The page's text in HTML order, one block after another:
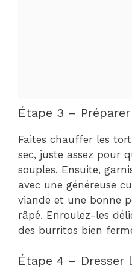
Étape 3 –
Faites chauffer les
sec, juste assez pour
souples. Ensuite,
avec une généreuse
viande et une bonne
râpé. Enroulez-les
des burritos bien
Étape 4 – Dresser